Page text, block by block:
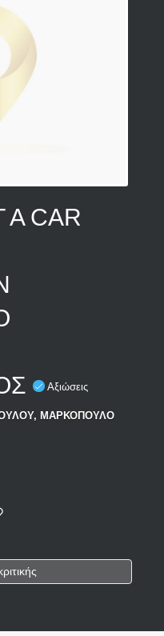
A CAR
Αξιώσεις
ΜΑΡΚΟΠΟΥΛΟ